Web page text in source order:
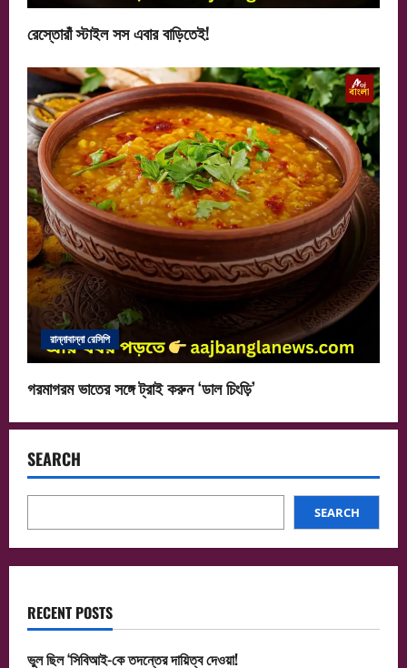
রেস্তোরাঁ স্টাইল সস এবার বাড়িতেই!
রান্নাবান্না রেসিপি
গরমাগরম ভাতের সঙ্গে ট্রাই করুন ‘ডাল চিংড়ি’
SEARCH
SEARCH
RECENT POSTS
ভুল ছিল ‘সিবিআই-কে তদন্তের দায়িত্ব দেওয়া!